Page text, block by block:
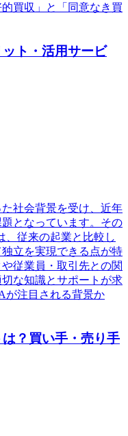
買収」と「同意なき買
ト・活用サービ
社会背景を受け、近年
となっています。その
、従来の起業と比較し
立を実現できる点が特
従業員・取引先との関
な知識とサポートが求
が注目される背景か
？買い手・売り手